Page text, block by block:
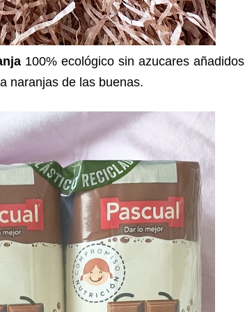
100% ecológico sin azucares añadidos
naranjas de las buenas.